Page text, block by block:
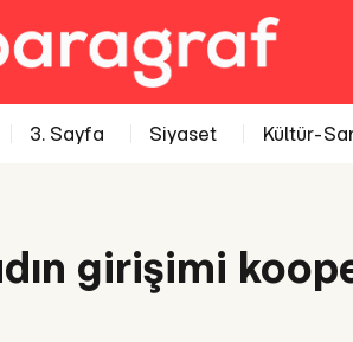
3. Sayfa Siyaset Kültür-
girişimi